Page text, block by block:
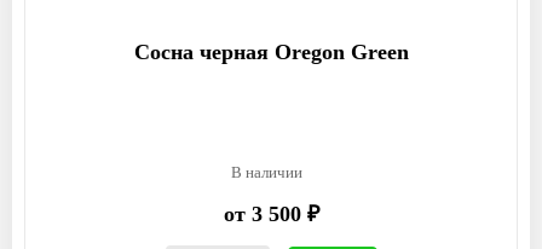
Сосна черная Oregon Green
В наличии
от 3 500 ₽